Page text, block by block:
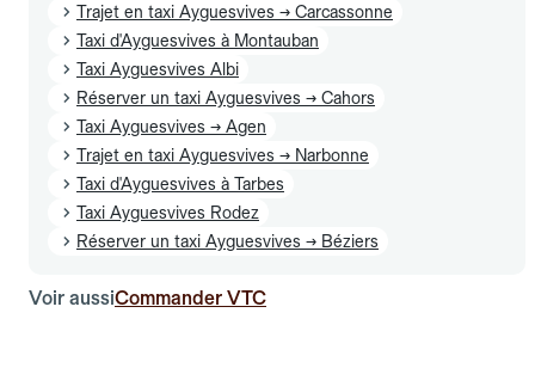
Trajet en taxi Ayguesvives → Carcassonne
Taxi d'Ayguesvives à Montauban
Taxi Ayguesvives Albi
Réserver un taxi Ayguesvives → Cahors
Taxi Ayguesvives → Agen
Trajet en taxi Ayguesvives → Narbonne
Taxi d'Ayguesvives à Tarbes
Taxi Ayguesvives Rodez
Réserver un taxi Ayguesvives → Béziers
Voir aussiCommander VTC